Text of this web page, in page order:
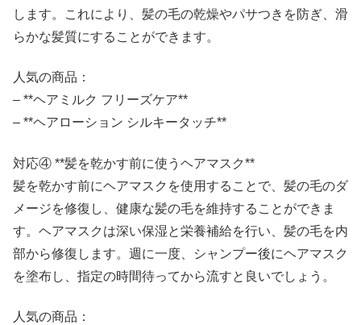
します。これにより、髪の毛の乾燥やパサつきを防ぎ、滑
らかな髪質にすることができます。
人気の商品：
– **ヘアミルク フリーズケア**
– **ヘアローション シルキータッチ**
対応④ **髪を乾かす前に使うヘアマスク**
髪を乾かす前にヘアマスクを使用することで、髪の毛のダ
メージを修復し、健康な髪の毛を維持することができま
す。ヘアマスクは深い保湿と栄養補給を行い、髪の毛を内
部から修復します。週に一度、シャンプー後にヘアマスク
を塗布し、指定の時間待ってから流すと良いでしょう。
人気の商品：